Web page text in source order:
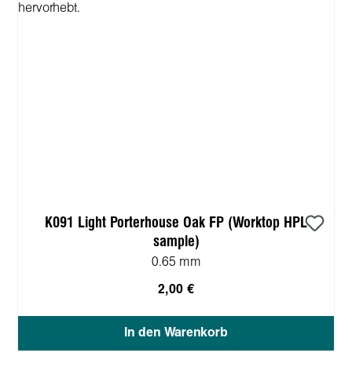
K091 Light Porterhouse Oak FP (Worktop HPL
sample)
0.65 mm
2,00 €
In den Warenkorb